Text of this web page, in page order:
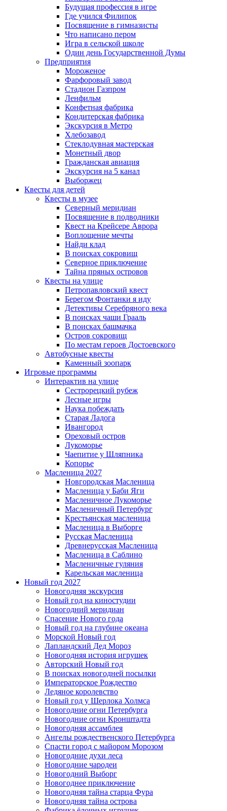
Будущая профессия в игре
Где учился Филипок
Посвящение в гимназисты
Что написано пером
Игра в сельской школе
Один день Государственной Думы
Предприятия
Мороженое
Фарфоровый завод
Стадион Газпром
Ленфильм
Конфетная фабрика
Кондитерская фабрика
Экскурсия в Метро
Хлебозавод
Стеклодувная мастерская
Монетный двор
Гражданская авиация
Экскурсия на 5 канал
Выборжец
Квесты для детей
Квесты в музее
Северный меридиан
Посвящение в подводники
Квест на Крейсере Аврора
Воплощение мечты
Найди клад
В поисках сокровищ
Северное приключение
Тайна пряных островов
Квесты на улице
Петропавловский квест
Берегом Фонтанки я иду
Детективы Серебряного века
В поисках чаши Грааль
В поисках башмачка
Остров сокровищ
По местам героев Достоевского
Автобусные квесты
Каменный зоопарк
Игровые программы
Интерактив на улице
Сестрорецкий рубеж
Лесные игры
Наука побеждать
Старая Ладога
Ивангород
Ореховый остров
Лукоморье
Чаепитие у Шляпника
Копорье
Масленица 2027
Новгородская Масленица
Масленица у Баби Яги
Масленичное Лукоморье
Масленичный Петербург
Крестьянская масленица
Масленица в Выборге
Русская Масленица
Древнерусская Масленица
Масленица в Саблино
Масленичные гуляния
Карельская масленица
Новый год 2027
Новогодняя экскурсия
Новый год на киностудии
Новогодний меридиан
Спасение Нового года
Новый год на глубине океана
Морской Новый год
Лапландский Дед Мороз
Новогодняя история игрушек
Авторский Новый год
В поисках новогодней посылки
Императорское Рождество
Ледяное королевство
Новый год у Шерлока Холмса
Новогодние огни Петербурга
Новогодние огни Кронштадта
Новогодняя ассамблея
Ангелы рождественского Петербурга
Спасти город с майором Морозом
Новогодние духи леса
Новогодние чародеи
Новогодний Выборг
Новогоднее приключение
Новогодняя тайна старца Фура
Новогодняя тайна острова